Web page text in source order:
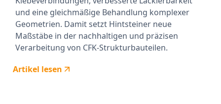
und eine gleichmäßige Behandlung komplexer
Geometrien. Damit setzt Hintsteiner neue
Maßstäbe in der nachhaltigen und präzisen
Verarbeitung von CFK-Strukturbauteilen.
Artikel lesen